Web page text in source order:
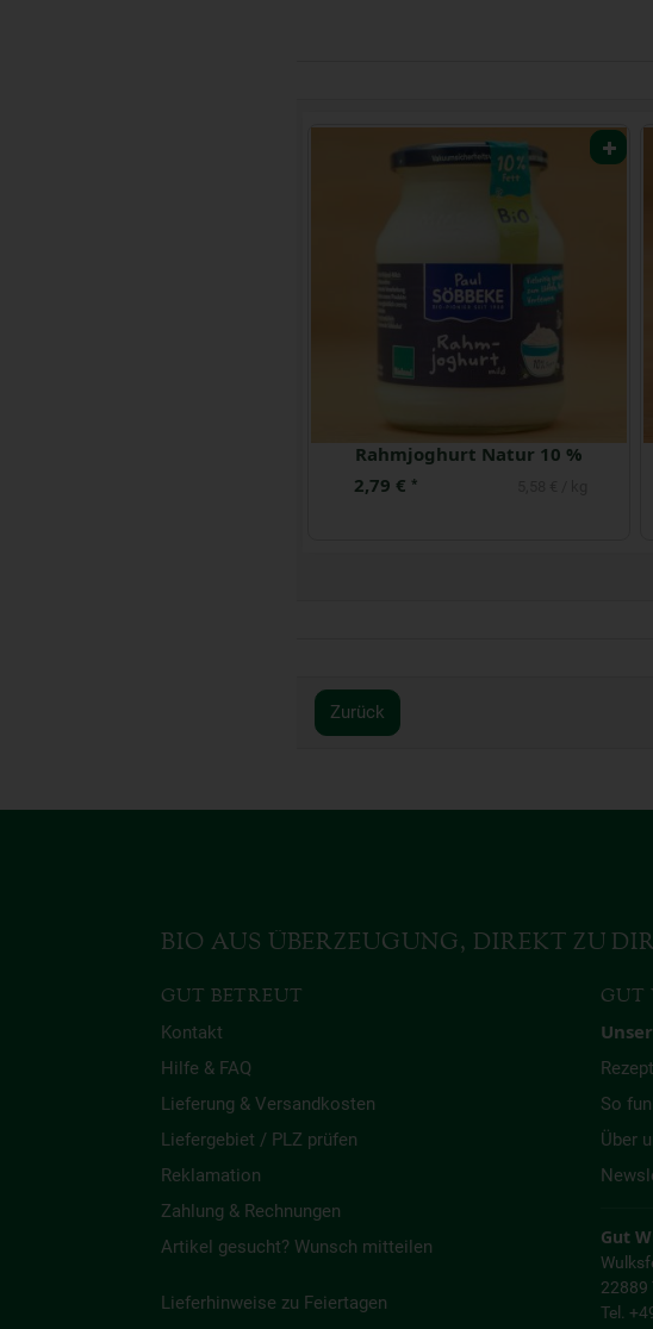
Joghurt natur 3,8 %
0,79 € *
Zurück
BIO AUS ÜBERZEUGUNG, DIREKT ZU
GUT BETREUT
Kontakt
Hilfe & FAQ
Lieferung & Versandkosten
Liefergebiet / PLZ prüfen
Reklamation
Zahlung & Rechnungen
Artikel gesucht? Wunsch mitteilen
Lieferhinweise zu Feiertagen
GUT
So
Über
Gut
22889
Tel.